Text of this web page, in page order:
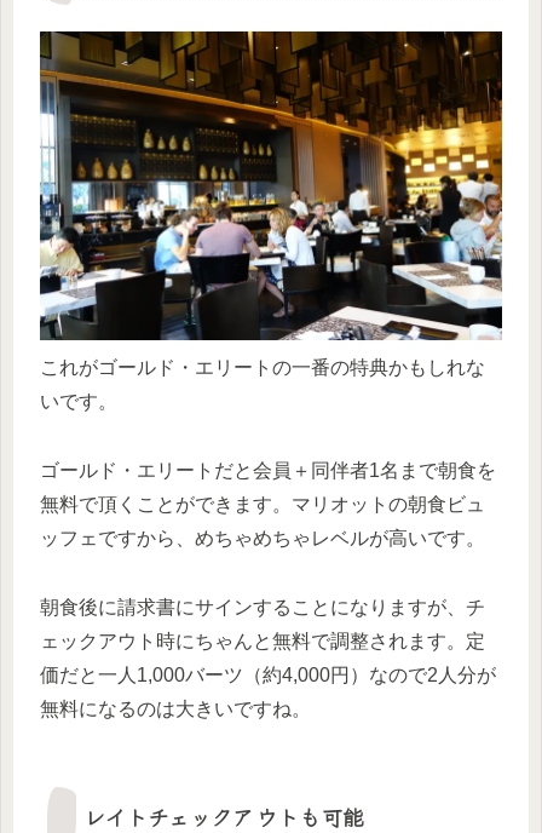
これがゴールド・エリートの一番の特典かもしれな
いです。
ゴールド・エリートだと会員＋同伴者1名まで朝食を
無料で頂くことができます。マリオットの朝食ビュ
ッフェですから、めちゃめちゃレベルが高いです。
朝食後に請求書にサインすることになりますが、チ
ェックアウト時にちゃんと無料で調整されます。定
価だと一人1,000バーツ（約4,000円）なので2人分が
無料になるのは大きいですね。
レイトチェックアウトも可能